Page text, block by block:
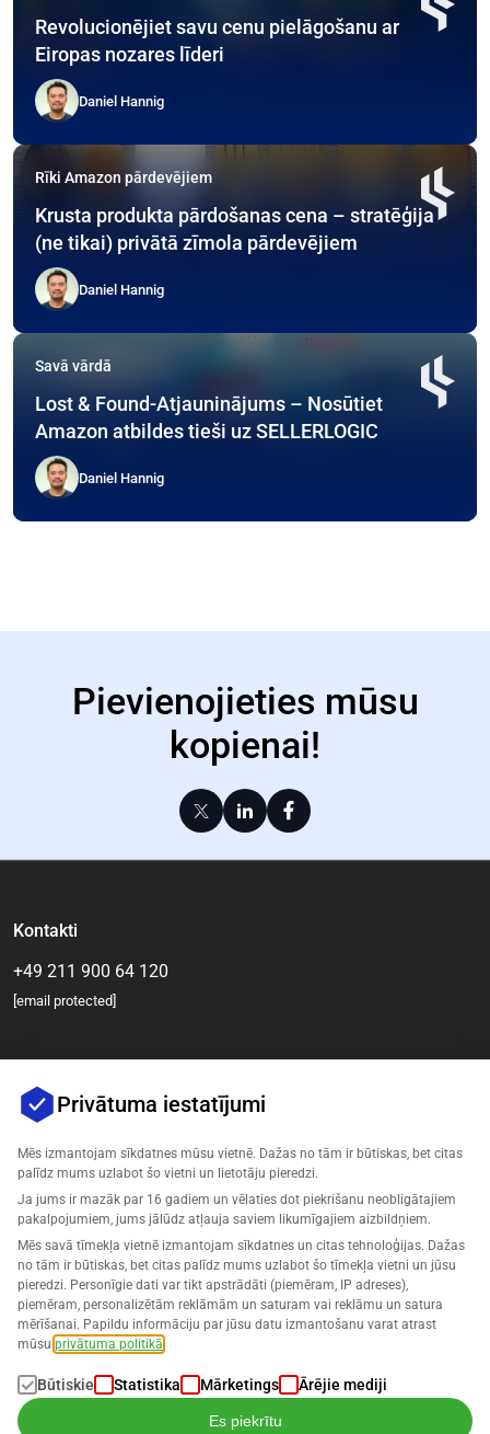
Revolucionējiet savu cenu pielāgošanu ar
Eiropas nozares līderi
Daniel Hannig
Rīki Amazon pārdevējiem
Krusta produkta pārdošanas cena – stratēģija
(ne tikai) privātā zīmola pārdevējiem
Daniel Hannig
Savā vārdā
Lost & Found-Atjauninājums – Nosūtiet
Amazon atbildes tieši uz SELLERLOGIC
Daniel Hannig
Pievienojieties mūsu
kopienai!
Kontakti
+49 211 900 64 120
[email protected]
Uzņēmums
Atbalsts
Risinājumi Amazonam
Privātuma iestatījumi
Mēs izmantojam sīkdatnes mūsu vietnē. Dažas no tām ir būtiskas, bet citas
palīdz mums uzlabot šo vietni un lietotāju pieredzi.
Ja jums ir mazāk par 16 gadiem un vēlaties dot piekrišanu neobligātajiem
pakalpojumiem, jums jālūdz atļauja saviem likumīgajiem aizbildņiem.
Mēs savā tīmekļa vietnē izmantojam sīkdatnes un citas tehnoloģijas. Dažas
no tām ir būtiskas, bet citas palīdz mums uzlabot šo tīmekļa vietni un jūsu
pieredzi. Personīgie dati var tikt apstrādāti (piemēram, IP adreses),
piemēram, personalizētām reklāmām un saturam vai reklāmu un satura
mērīšanai. Papildu informāciju par jūsu datu izmantošanu varat atrast
mūsu privātuma politikā
Būtiskie Statistika Mārketings Ārējie mediji
Es piekrītu